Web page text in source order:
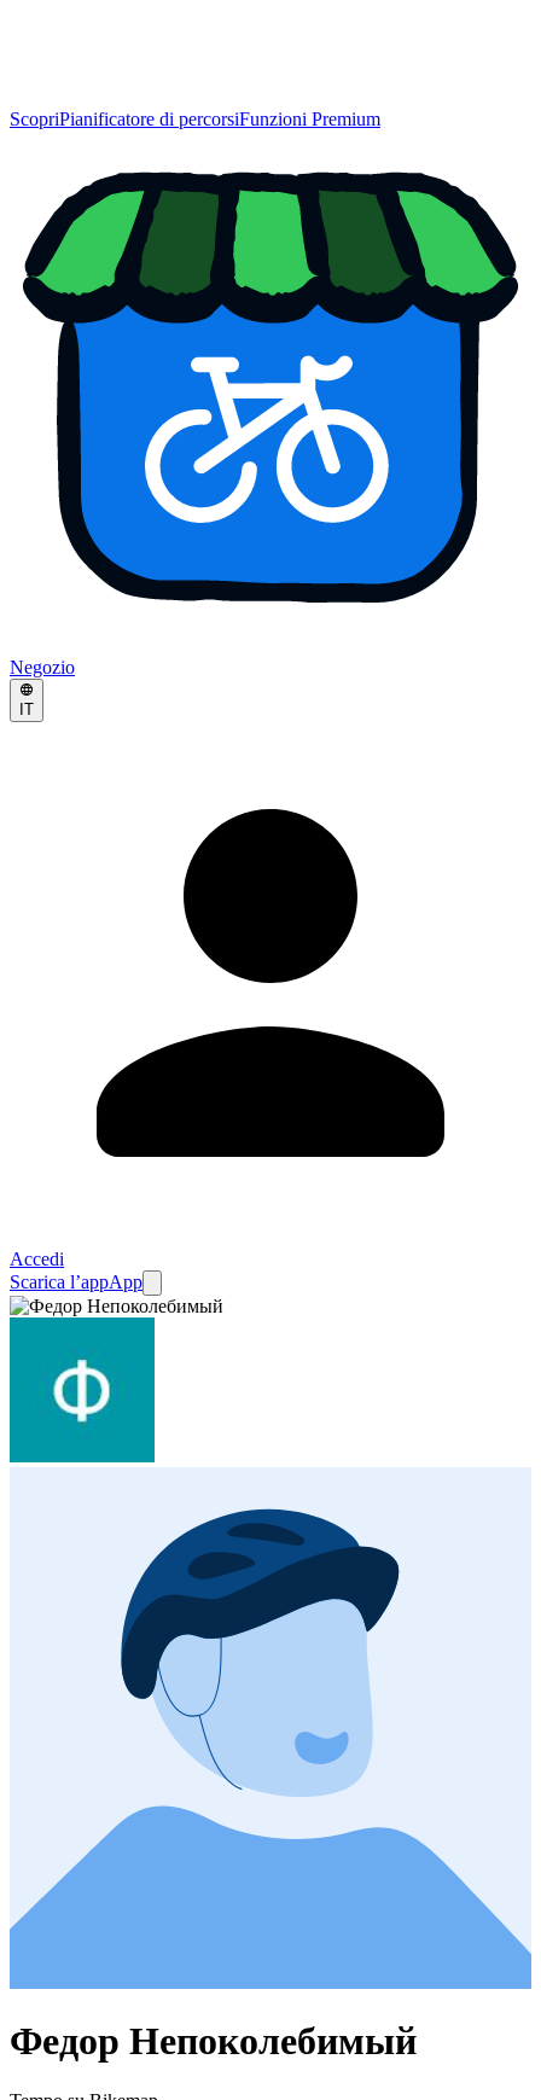
ScopriPianificatore di percorsiFunzioni Premium
Negozio
IT
Accedi
Scarica l’appApp
Федор Непоколебимый